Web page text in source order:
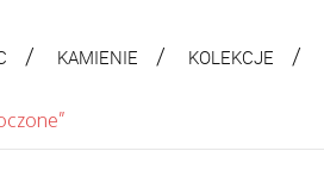
KAMIENIE KOLEKCJE